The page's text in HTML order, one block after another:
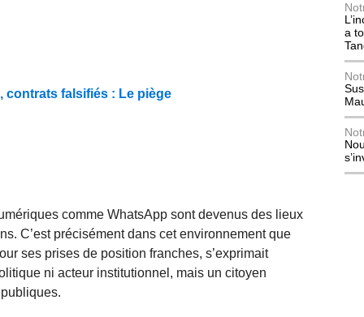
contrats falsifiés : Le piège
comme WhatsApp sont devenus des lieux
C’est précisément dans cet environnement que
ses prises de position franches, s’exprimait
ni acteur institutionnel, mais un citoyen
a